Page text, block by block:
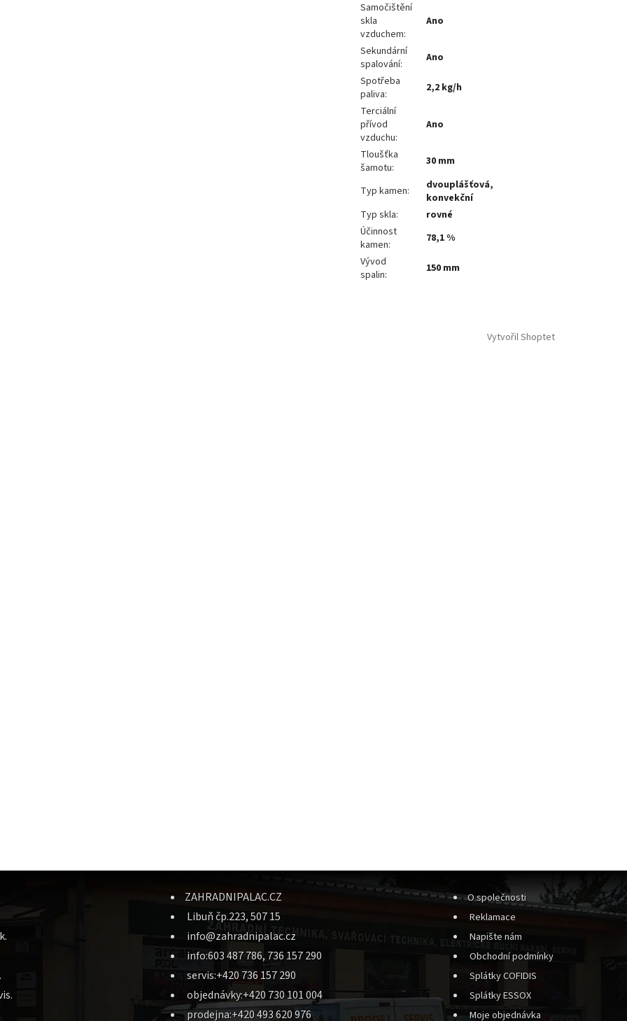
Samočištění
skla
vzduchem:
Ano
Sekundární
spalování:
Ano
Spotřeba
paliva:
2,2 kg/h
Terciální
přívod
vzduchu:
Ano
Tloušťka
šamotu: 30 mm
Typ kamen:
dvouplášťová,
konvekční
Typ skla:
rovné
Účinnost
kamen:
78,1 %
Vývod
spalin: 150 mm
Vytvořil Shoptet
ZAHRADNIPALAC.CZ
Libuň čp.223, 507 15
info@zahradnipalac.cz
info:603 487 786, 736 157 290
servis:+420 736 157 290
objednávky:+420 730 101 004
prodejna:+420 493 620 976
O společnosti
Reklamace
Napište nám
Obchodní podmínky
Splátky COFIDIS
Splátky ESSOX
Moje objednávka